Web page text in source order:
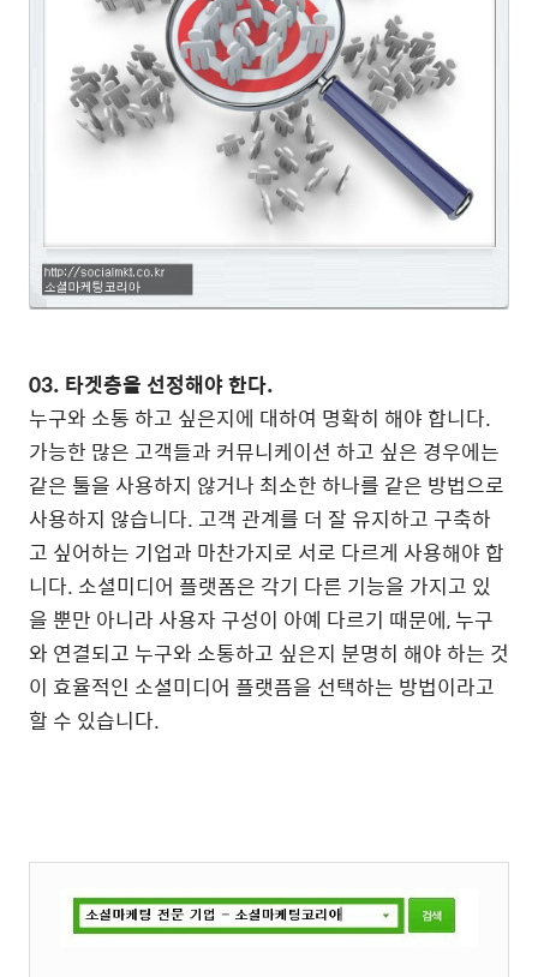
03. 타겟층을 선정해야 한다.
누구와 소통 하고 싶은지에 대하여 명확히 해야 합니다.
가능한 많은 고객들과 커뮤니케이션 하고 싶은 경우에는
같은 툴을 사용하지 않거나 최소한 하나를 같은 방법으로
사용하지 않습니다. 고객 관계를 더 잘 유지하고 구축하
고 싶어하는 기업과 마찬가지로 서로 다르게 사용해야 합
니다. 소셜미디어 플랫폼은 각기 다른 기능을 가지고 있
을 뿐만 아니라 사용자 구성이 아예 다르기 때문에, 누구
와 연결되고 누구와 소통하고 싶은지 분명히 해야 하는 것
이 효율적인 소셜미디어 플랫픔을 선택하는 방법이라고
할 수 있습니다.